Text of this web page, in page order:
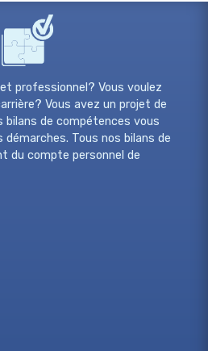
professionnel? Vous voulez
Vous avez un projet de
de compétences vous
Tous nos bilans de
du compte personnel de